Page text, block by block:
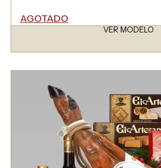
AGOTADO
VER MODELO